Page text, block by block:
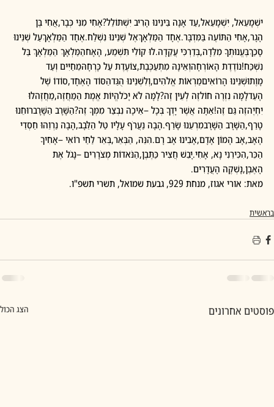
ישְׁמָעֵאל, יִשְׁמָעֵאל,עַד אָנָה בֵּינֵינוּ הָרִיב יִשְׁתּוֹלֵל?אָחִי מִנִּי כְּבָר,אֲחִי בֶּן
הָגָר,אָחִי הַתּוֹעֶה בַּמִּדְבָּר.אֶחָד הַמַּלְאָךְאֶל שְׁנֵינוּ נִשְׁלַח.אֶחָד הַמַּלְאָךְעַל שְׁנֵינוּ
סָכַךְבֶּעֱנוּתְךָ מִלֵּדָה,בְּדַרְכִּי עֲקֵדָה.לוּ קוֹלִי תִּשְׁמַע, הָאָחהַמַּלְאָךְ הַמַּלְאָךְ בַּל
נִשְׁכַּח!נוֹדֶדֶת הָאוֹרְחָהוְאֵינָהּ מִתְעַכֶּבֶת,צוֹעֶדֶת עַל כָּרְחָהּמֵחַיִּים וְעַד
מָוֶתוּשְׁנֵינוּ הָרוֹאִיםמַרְאוֹת אֱלֹהִים,וְלִשְׁנֵינוּ הֻגַּדהַסּוֹד הָאֶחָד,סוֹדוֹ שֶׁל
הָעַדלָמָּה נִזְרֶה חוֹלזֶה לְעֵין זֶה?לָמָּה לֹא יָכֹלהֱיוֹת אֱמֶת הַמַּחֲזֶה,מַחֲזֶהלוּ
יִחְיֶהזֶה גַּם זֶה!אַתָּה אֲשֶׁר יָדְךָ בְּכָל –אֵיכָה נִבְצַר מִמְּךָ זֶה?הַשָּׁרָב הַשָּׁרָברוּחֵנוּ
טָרַף,הַשָּׁרָב הַשָּׁרָבמִרְעֵנוּ שָׂרַף.הָבָה נַעֲרֹף עָלָיו טַל הַלֵּבָב,הָבָה נַרְוֵהוּ חַסְדֵי
הָאָב,אָב הָמוֹן אָדָם,אָבִינוּ אָב רָם.הִנֵּה, הַבְּאֵר,בְּאֵר לַחַי רוֹאִי –אָחִיךָ
הַכֵּר,הִכִּירֵנִי נָא, אָחִי.יָבֵשׁ חֲצִיר כַּתֶּבֶן,הַנֹּאדוֹת מְצֹרָרִים –נָגֹל אֶת
הָאֶבֶן,נָשְׁקֶה הָעֲדָרִים.
מאת: אורי אגוז, מנחת 929, גבעת שמואל, תשרי תשפ"ו.
בראשית
פוסטים אחרונים הצג הכול